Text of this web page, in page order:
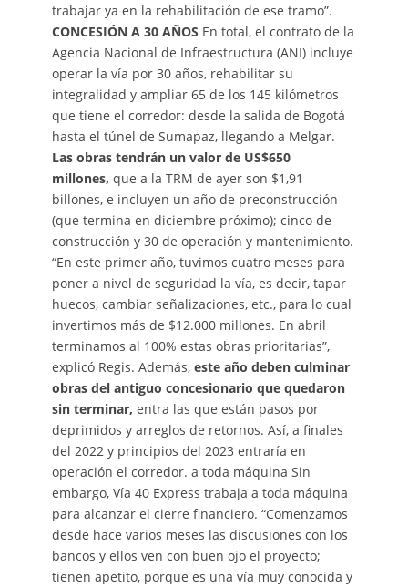
trabajar ya en la rehabilitación de ese tramo”.
CONCESIÓN A 30 AÑOS En total, el contrato de la
Agencia Nacional de Infraestructura (ANI) incluye
operar la vía por 30 años, rehabilitar su
integralidad y ampliar 65 de los 145 kilómetros
que tiene el corredor: desde la salida de Bogotá
hasta el túnel de Sumapaz, llegando a Melgar.
Las obras tendrán un valor de US$650
millones, que a la TRM de ayer son $1,91
billones, e incluyen un año de preconstrucción
(que termina en diciembre próximo); cinco de
construcción y 30 de operación y mantenimiento.
“En este primer año, tuvimos cuatro meses para
poner a nivel de seguridad la vía, es decir, tapar
huecos, cambiar señalizaciones, etc., para lo cual
invertimos más de $12.000 millones. En abril
terminamos al 100% estas obras prioritarias”,
explicó Regis. Además, este año deben culminar
obras del antiguo concesionario que quedaron
sin terminar, entra las que están pasos por
deprimidos y arreglos de retornos. Así, a finales
del 2022 y principios del 2023 entraría en
operación el corredor. a toda máquina Sin
embargo, Vía 40 Express trabaja a toda máquina
para alcanzar el cierre financiero. “Comenzamos
desde hace varios meses las discusiones con los
bancos y ellos ven con buen ojo el proyecto;
tienen apetito, porque es una vía muy conocida y